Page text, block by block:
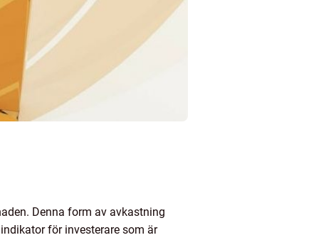
Denna form av avkastning
för investerare som är